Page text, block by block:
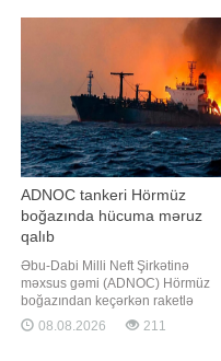
həftəsi ilə işləyənlər 4 gün istirahət
edəcəklər. Beləliklə, 2026-c
ADNOC tankeri Hörmüz
boğazında hücuma məruz
qalıb
Əbu-Dabi Milli Neft Şirkətinə
məxsus gəmi (ADNOC) Hörmüz
boğazından keçərkən raketlə
vurulub. "Report" "Al Jazeera"ya
istinadən xəbər verir ki, bu barədə
08.08.2026 211